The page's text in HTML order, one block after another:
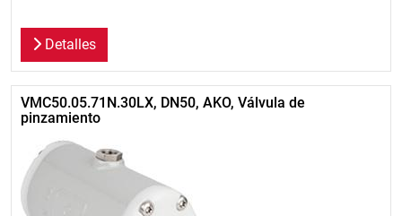
Detalles
VMC50.05.71N.30LX, DN50, AKO, Válvula de
pinzamiento